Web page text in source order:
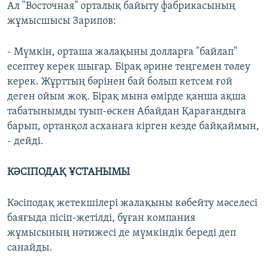
Ал "Восточная" орталық байыту фабрикасының
жұмысшысы Зарипов:
- Мүмкін, орташа жалақыны долларға "байлап"
есептеу керек шығар. Бірақ әрине теңгемен төлеу
керек. Жұрттың бәрінен бай болып кетсем ғой
деген ойым жоқ. Бірақ мына өмірде қанша ақша
табатынымды туып-өскен Абайдан Қарағандыға
барып, ортанқол асханаға кірген кезде байқаймын,
- дейді.
КӘСІПОДАҚ ҰСТАНЫМЫ
Кәсіподақ жетекшілері жалақыны көбейту мәселесі
баяғыда пісіп-жетілді, бұған компания
жұмысының нәтижесі де мүмкіндік береді деп
санайды.